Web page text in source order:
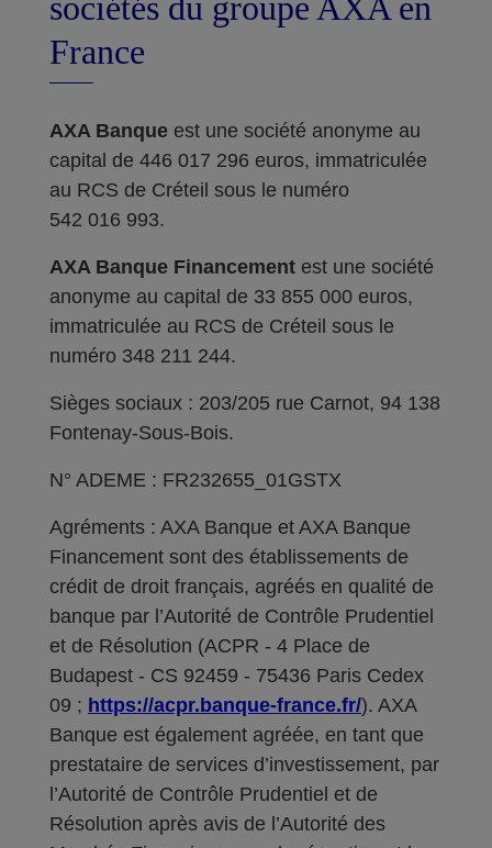
France
AXA Banque est une société anonyme au
capital de 446 017 296 euros, immatriculée
au RCS de Créteil sous le numéro
542 016 993.
AXA Banque Financement est une société
anonyme au capital de 33 855 000 euros,
immatriculée au RCS de Créteil sous le
numéro 348 211 244.
Sièges sociaux : 203/205 rue Carnot, 94 138
Fontenay-Sous-Bois.
N° ADEME : FR232655_01GSTX
Agréments : AXA Banque et AXA Banque
Financement sont des établissements de
crédit de droit français, agréés en qualité de
banque par l’Autorité de Contrôle Prudentiel
et de Résolution (ACPR - 4 Place de
Budapest - CS 92459 - 75436 Paris Cedex
09 ; https://acpr.banque-france.fr/). AXA
Banque est également agréée, en tant que
prestataire de services d’investissement, par
l’Autorité de Contrôle Prudentiel et de
Résolution après avis de l’Autorité des